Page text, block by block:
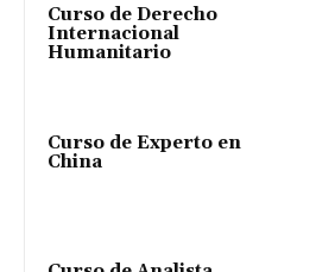
Curso de Derecho
Internacional
Humanitario
Curso de Experto en
China